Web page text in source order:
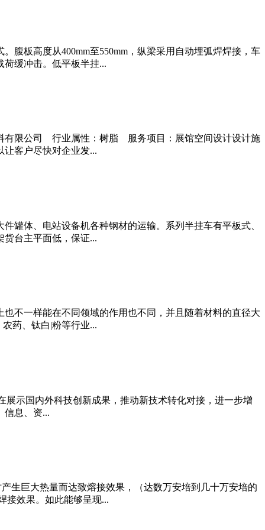
腹板高度从400mm至550mm，纵梁采用自动埋弧焊焊接，车
缓冲击。低平板半挂...
有限公司 行业属性：树脂 服务项目：展馆空间设计设计施
客户尽快对企业发...
罐体、电站设备机各种钢材的运输。系列半挂车有平板式、
台主平面低，保证...
不一样能在不同领域的作用也不同，并且随着材料的直径大
药、钛白|粉等行业...
展示国内外科技创新成果，推动新技术转化对接，进一步增
信息、资...
生巨大热量而达致熔接效果，（达数万安培到几十万安培的
接效果。如此能够呈现...